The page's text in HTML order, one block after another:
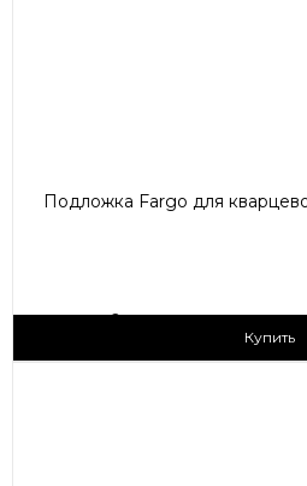
Подложка Fargo для
2
Купить